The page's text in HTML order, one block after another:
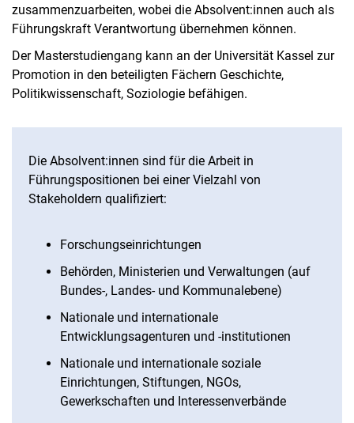
zusammenzuarbeiten, wobei die Absolvent:innen auch als
Führungskraft Verantwortung übernehmen können.
Der Masterstudiengang kann an der Universität Kassel zur
Promotion in den beteiligten Fächern Geschichte,
Politikwissenschaft, Soziologie befähigen.
Die Absolvent:innen sind für die Arbeit in
Führungspositionen bei einer Vielzahl von
Stakeholdern qualifiziert:
Forschungseinrichtungen
Behörden, Ministerien und Verwaltungen (auf
Bundes-, Landes- und Kommunalebene)
Nationale und internationale
Entwicklungsagenturen und -institutionen
Nationale und internationale soziale
Einrichtungen, Stiftungen, NGOs,
Gewerkschaften und Interessenverbände